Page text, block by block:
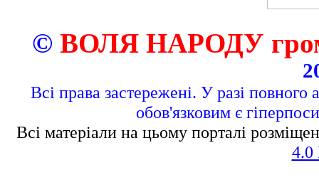
© ВОЛЯ НАРОДУ
Всі права застережені. У разі повного
обов'язковим є
Всі матеріали на цьому порталі
4.0